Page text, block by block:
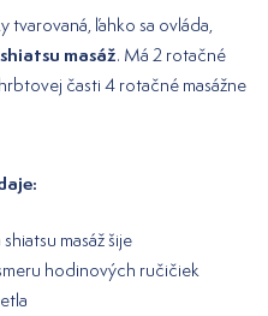
ľahko sa ovláda,
masáž. Má 2 rotačné
časti 4 rotačné masážne
masáž šije
hodinových ručičiek